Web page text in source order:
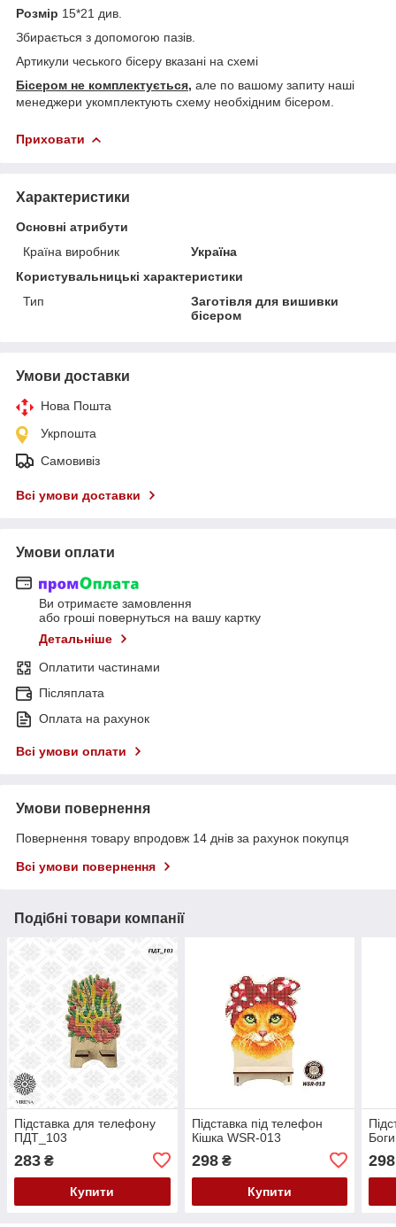
Розмір 15*21 див.
Збирається з допомогою пазів.
Артикули чеського бісеру вказані на схемі
Бісером не комплектується, але по вашому запиту наші
менеджери укомплектують схему необхідним бісером.
Приховати
Характеристики
Основні атрибути
Країна виробник
Україна
Користувальницькі характеристики
Тип
Заготівля для вишивки
бісером
Умови доставки
Нова Пошта
Укрпошта
Самовивіз
Всі умови доставки
Умови оплати
Ви отримаєте замовлення
або гроші повернуться на вашу картку
Детальніше
Оплатити частинами
Післяплата
Оплата на рахунок
Всі умови оплати
Умови повернення
Повернення товару впродовж 14 днів за рахунок покупця
Всі умови повернення
Подібні товари компанії
Підставка для телефону
ПДТ_103
283 ₴
Купити
Підставка під телефон
Кішка WSR-013
298₴
Купити
298